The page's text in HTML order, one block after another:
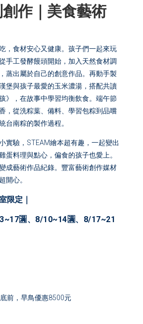
作｜美食藝術
，食材安心又健康。孩子們一起來玩
手工發酵饅頭開始，加入天然食材調
蒸出屬於自己的創意作品。再動手製
堡與孩子最愛的玉米濃湯，搭配共讀
》，在故事中學習均衡飲食。端午節
，從洗粽葉、備料、學習包粽到品嚐
台南粽的製作過程。
實驗，STEAM繪本超有趣，一起變出
蛋料理與點心，偏食的孩子也愛上。
成藝術作品紀錄。豐富藝術創作媒材
開心。
限定｜
、8/10~14🈵、8/17~21
前，早鳥優惠8500元